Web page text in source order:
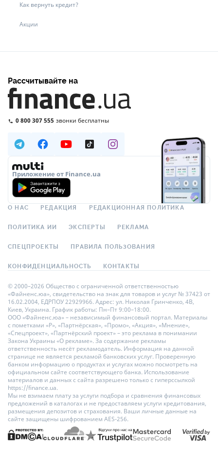
Как вернуть кредит?
Акции
Рассчитывайте на
0 800 307 555 звонки бесплатны
Приложение от Finance.ua
О НАС РЕДАКЦИЯ РЕДАКЦИОННАЯ ПОЛИТИКА
ПОЛИТИКА ИИ ЭКСПЕРТЫ РЕКЛАМА
СПЕЦПРОЕКТЫ ПРАВИЛА ПОЛЬЗОВАНИЯ
КОНФИДЕНЦИАЛЬНОСТЬ КОНТАКТЫ
© 2000–2026 Общество с ограниченной ответственностью
«Файненс.юа», свидетельство на знак для товаров и услуг № 37423 от
16.02.2004, ЕДРПОУ 22929966. Адрес: ул. Николая Гринченко, 4В,
Киев, Украина. График работы: Пн–Пт 9:00–18:00.
ООО «Файненс.юа» – независимый финансовый портал. Материалы
с пометками «Р», «Партнёрская», «Промо», «Акция», «Мнение»,
«Спецпроект», «Партнёрский проект» – это реклама в понимании
Закона Украины «О рекламе». За содержание рекламы
ответственность несёт рекламодатель. Информация на данной
странице не является рекламой банковских услуг. Проверенную
банком информацию о продуктах и услугах можно посмотреть на
официальном сайте соответствующего банка. Использование
материалов и данных с сайта разрешено только с гиперссылкой
https://finance.ua.
Мы не взимаем плату за услуги подбора и сравнения финансовых
предложений в каталогах и не предоставляем услуги кредитования,
размещения депозитов и страхования. Ваши личные данные на
сайте защищены шифрованием AES-256.